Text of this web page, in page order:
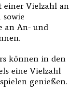
einer Vielzahl an
an An- und
können in den
eine Vielzahl
genießen.